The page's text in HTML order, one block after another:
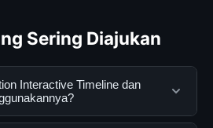
Sering Diajukan
Interactive Timeline dan